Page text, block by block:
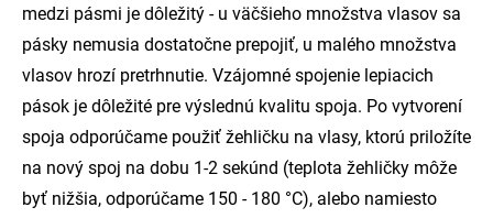
medzi pásmi je dôležitý - u väčšieho množstva vlasov sa
pásky nemusia dostatočne prepojiť, u malého množstva
vlasov hrozí pretrhnutie. Vzájomné spojenie lepiacich
pások je dôležité pre výslednú kvalitu spoja. Po vytvorení
spoja odporúčame použiť žehličku na vlasy, ktorú priložíte
na nový spoj na dobu 1-2 sekúnd (teplota žehličky môže
byť nižšia, odporúčame 150 - 180 °C), alebo namiesto